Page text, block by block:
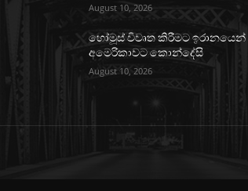
August 10, 2026
හෝමූස් විවෘත කිරීමට ඉරානයෙන්
අමෙරිකාවට කොන්දේසි
August 10, 2026